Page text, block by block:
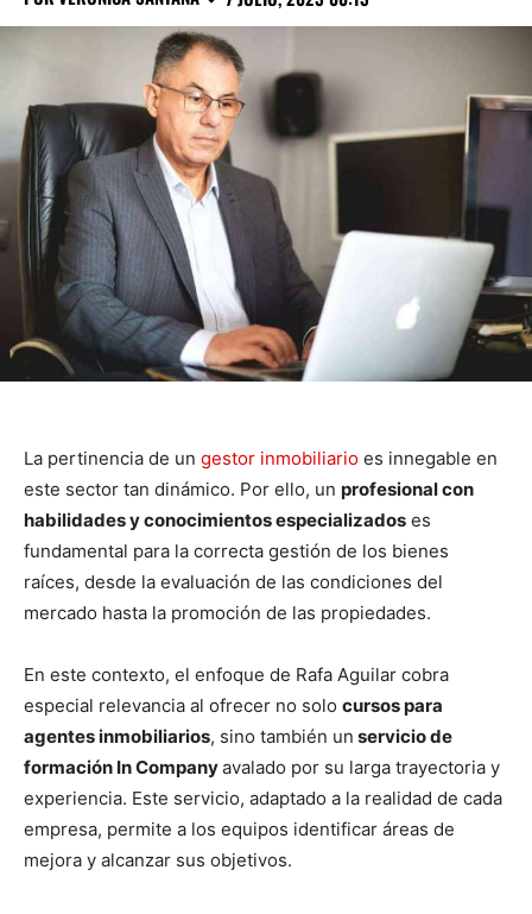
La pertinencia de un gestor inmobiliario es innegable en
este sector tan dinámico. Por ello, un profesional con
habilidades y conocimientos especializados es
fundamental para la correcta gestión de los bienes
raíces, desde la evaluación de las condiciones del
mercado hasta la promoción de las propiedades.
En este contexto, el enfoque de Rafa Aguilar cobra
especial relevancia al ofrecer no solo cursos para
agentes inmobiliarios, sino también un servicio de
formación In Companyavalado por su larga trayectoria y
experiencia. Este servicio, adaptado a la realidad de cada
empresa, permite a los equipos identificar áreas de
mejora y alcanzar sus objetivos.